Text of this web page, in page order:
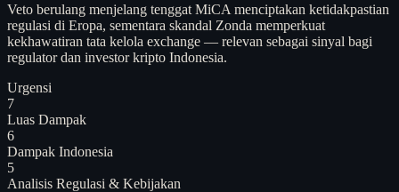
Veto berulang menjelang tenggat MiCA menciptakan ketidakpastian
regulasi di Eropa, sementara skandal Zonda memperkuat
kekhawatiran tata kelola exchange — relevan sebagai sinyal bagi
regulator dan investor kripto Indonesia.
Urgensi
7
Luas Dampak
6
Dampak Indonesia
5
Analisis Regulasi & Kebijakan